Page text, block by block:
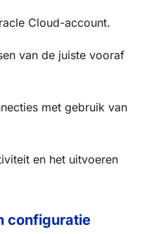
Cloud-account.
van de juiste vooraf
met gebruik van
en het uitvoeren
configuratie